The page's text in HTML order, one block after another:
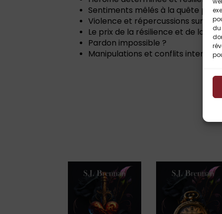
du
Sentiments mêlés à la quête
Violence et répercussions sur la
Le prix de la résilience et de la
Pardon impossible ?
Manipulations et conflits internes